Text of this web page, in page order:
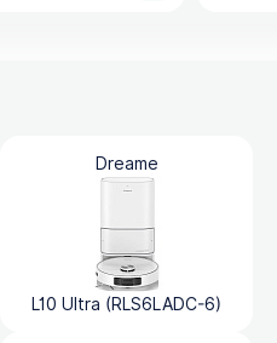
Dreame
L10 Ultra (RLS6LADC-6)